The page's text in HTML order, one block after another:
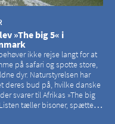
»The big 5« i
ikke rejse langt for at
på safari og spotte store,
dyr. Naturstyrelsen har
deres bud på, hvilke danske
svarer til Afrikas »The big
tæller bisoner, spættede